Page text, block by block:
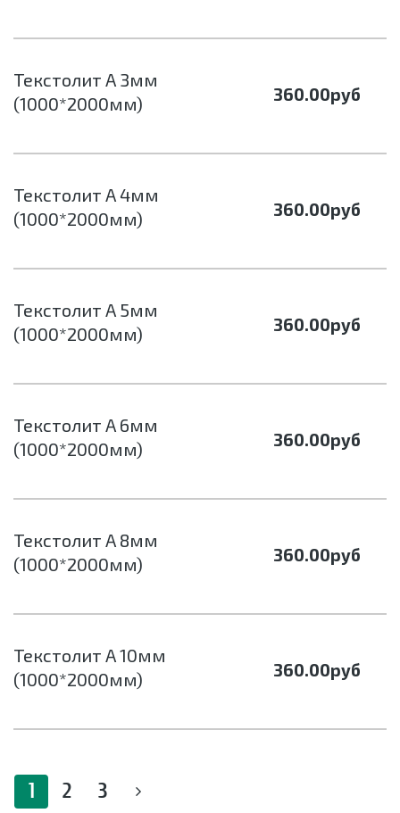
Текстолит А 3мм
(1000*2000мм)
360.00руб
Текстолит А 4мм
(1000*2000мм)
360.00руб
Текстолит А 5мм
(1000*2000мм)
360.00руб
Текстолит А 6мм
(1000*2000мм)
360.00руб
Текстолит А 8мм
(1000*2000мм)
360.00руб
Текстолит А 10мм
(1000*2000мм)
360.00руб
1 2 3